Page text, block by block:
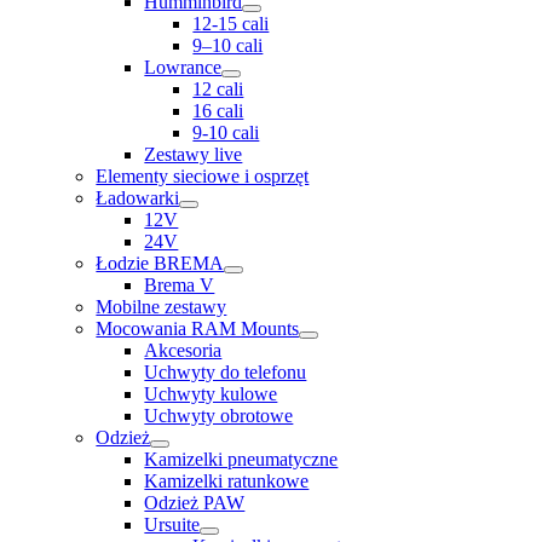
12-15 cali
9–10 cali
Lowrance
12 cali
16 cali
9-10 cali
Zestawy live
Elementy sieciowe i osprzęt
Ładowarki
12V
24V
Łodzie BREMA
Brema V
Mobilne zestawy
Mocowania RAM Mounts
Akcesoria
Uchwyty do telefonu
Uchwyty kulowe
Uchwyty obrotowe
Odzież
Kamizelki pneumatyczne
Kamizelki ratunkowe
Odzież PAW
Ursuite